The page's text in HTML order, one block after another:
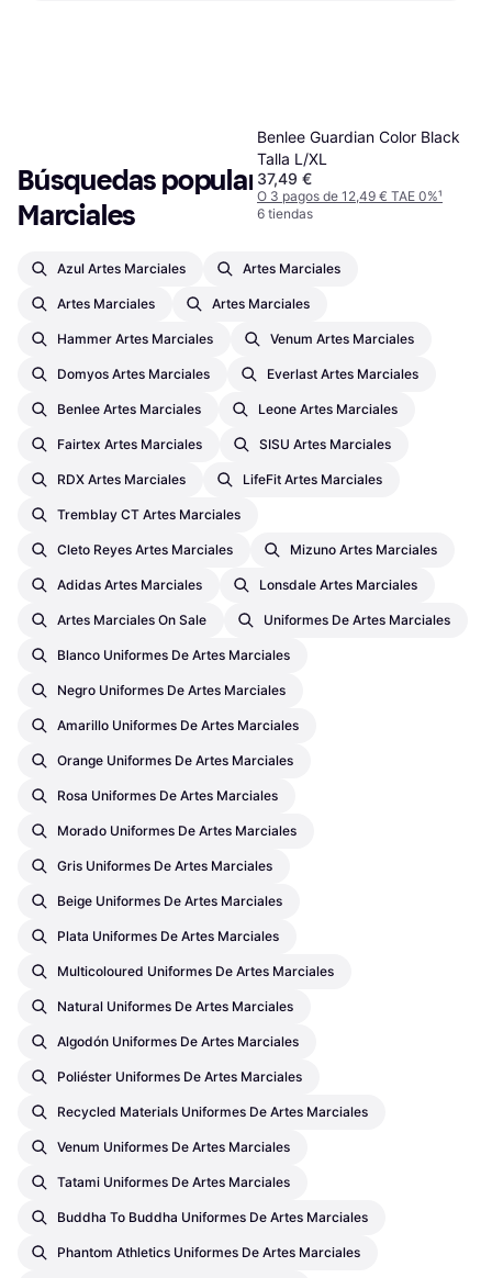
Benlee Guardian Color Black
Talla L/XL
37,49 €
O 3 pagos de 12,49 € TAE 0%¹
6 tiendas
Búsquedas populares en Artes
Marciales
Azul Artes Marciales Artes Marciales
Artes Marciales Artes Marciales
Hammer Artes Marciales Venum Artes Marciales
Domyos Artes Marciales Everlast Artes Marciales
Benlee Artes Marciales Leone Artes Marciales
Fairtex Artes Marciales SISU Artes Marciales
RDX Artes Marciales LifeFit Artes Marciales
Tremblay CT Artes Marciales
Cleto Reyes Artes Marciales Mizuno Artes Marciales
Adidas Artes Marciales Lonsdale Artes Marciales
Artes Marciales On Sale Uniformes De Artes Marciales
Blanco Uniformes De Artes Marciales
Negro Uniformes De Artes Marciales
Amarillo Uniformes De Artes Marciales
Orange Uniformes De Artes Marciales
Rosa Uniformes De Artes Marciales
Morado Uniformes De Artes Marciales
Gris Uniformes De Artes Marciales
Beige Uniformes De Artes Marciales
Plata Uniformes De Artes Marciales
Multicoloured Uniformes De Artes Marciales
Natural Uniformes De Artes Marciales
Algodón Uniformes De Artes Marciales
Poliéster Uniformes De Artes Marciales
Recycled Materials Uniformes De Artes Marciales
Venum Uniformes De Artes Marciales
Tatami Uniformes De Artes Marciales
Buddha To Buddha Uniformes De Artes Marciales
Phantom Athletics Uniformes De Artes Marciales